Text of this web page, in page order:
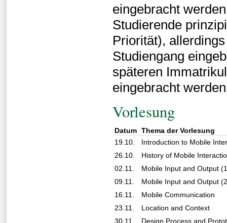
eingebracht
Studierende
Priorität),
Studiengang
späteren
eingebracht
Vorlesung
Datum Thema der Vorlesung
19.10.
Introduction to Mobile
26.10.
History of Mobile
02.11.
Mobile Input and Output
09.11.
Mobile Input and Output
16.11.
Mobile Communication
23.11.
Location and Context
30.11.
Design Process and